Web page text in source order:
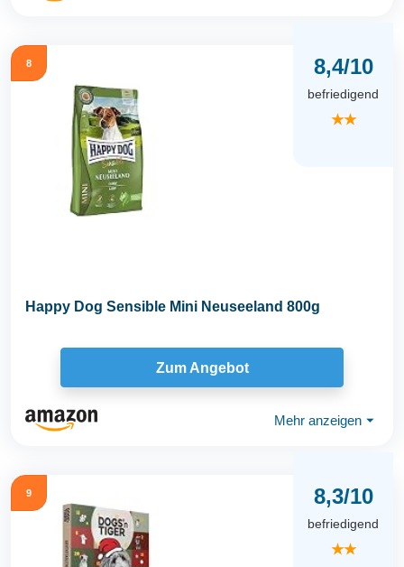
8 8,4/10
befriedigend
★★
Happy Dog Sensible Mini Neuseeland 800g
Zum Angebot
Mehr anzeigen ⏷
9 8,3/10
befriedigend
★★